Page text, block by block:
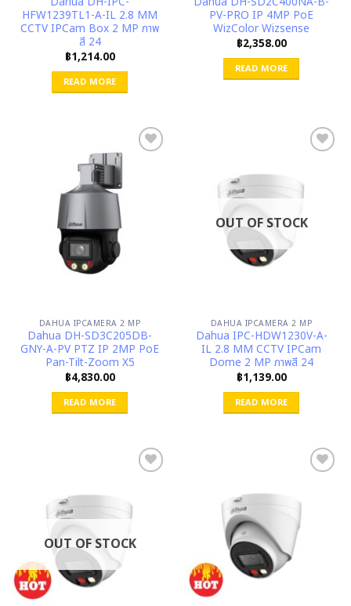
HFW1239TL1-A-IL 2.8 MM
CCTV IPCam Box 2 MP ภาพ
สี 24
฿1,214.00
READ MORE
PV-PRO IP 4MP PoE
WizColor Wizsense
฿2,358.00
READ MORE
DAHUA IPCAMERA 2 MP
Dahua DH-SD3C205DB-
GNY-A-PV PTZ IP 2MP PoE
Pan-Tilt-Zoom X5
฿4,830.00
READ MORE
OUT OF STOCK
DAHUA IPCAMERA 2 MP
Dahua IPC-HDW1230V-A-
IL 2.8 MM CCTV IPCam
Dome 2 MP ภาพสี 24
฿1,139.00
READ MORE
OUT OF STOCK